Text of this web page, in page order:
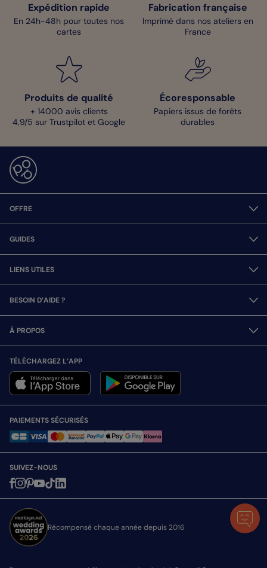
Expédition rapide
En 24h-48h pour toutes nos
cartes
Fabrication française
Imprimé dans nos ateliers en
France
Produits de qualité
+ 14000 avis clients
4,9/5 sur Trustpilot et Google
Écoresponsable
Papiers issus de forêts
durables
OFFRE
GUIDES
LIENS UTILES
BESOIN D’AIDE ?
À PROPOS
TÉLÉCHARGEZ L’APP
PAIEMENTS SÉCURISÉS
SUIVEZ-NOUS
Récompensé chaque année depuis 2016